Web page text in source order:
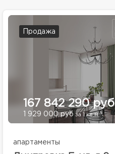
Продажа
167 842 290 руб
1 929 000 руб за 1 кв.м.
апартаменты